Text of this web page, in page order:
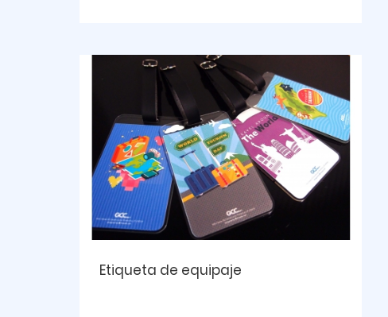
Etiqueta de equipaje